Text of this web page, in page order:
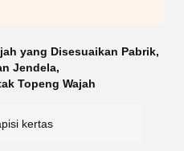
yang Disesuaikan Pabrik,
Jendela,
Topeng Wajah
kertas